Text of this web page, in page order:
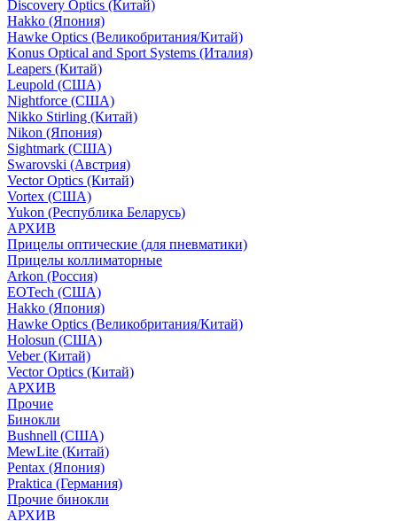
Discovery Optics (Китай)
Hakko (Япония)
Hawke Optics (Великобритания/Китай)
Konus Optical and Sport Systems (Италия)
Leapers (Китай)
Leupold (США)
Nightforce (США)
Nikko Stirling (Китай)
Nikon (Япония)
Sightmark (США)
Swarovski (Австрия)
Vector Optics (Китай)
Vortex (США)
Yukon (Республика Беларусь)
АРХИВ
Прицелы оптические (для пневматики)
Прицелы коллиматорные
Arkon (Россия)
EOTech (США)
Hakko (Япония)
Hawke Optics (Великобритания/Китай)
Holosun (США)
Veber (Китай)
Vector Optics (Китай)
АРХИВ
Прочие
Бинокли
Bushnell (США)
MewLite (Китай)
Pentax (Япония)
Praktica (Германия)
Прочие бинокли
АРХИВ